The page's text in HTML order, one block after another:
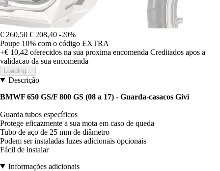
€ 260,50 € 208,40 -20%
Poupe 10% com o código EXTRA
+€ 10,42 oferecidos na sua proxima encomenda Creditados apos a
validacao da sua encomenda
Loading...
Descrição
BMWF 650 GS/F 800 GS (08 a 17) - Guarda-casacos Givi
Guarda tubos específicos
Protege eficazmente a sua mota em caso de queda
Tubo de aço de 25 mm de diâmetro
Podem ser instaladas luzes adicionais opcionais
Fácil de instalar
Informações adicionais